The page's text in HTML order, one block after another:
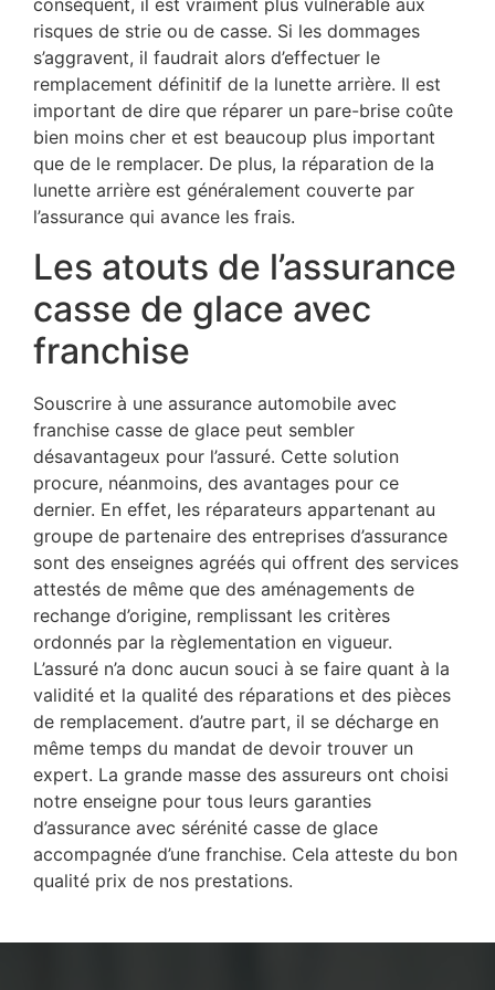
conséquent, il est vraiment plus vulnérable aux
risques de strie ou de casse. Si les dommages
s’aggravent, il faudrait alors d’effectuer le
remplacement définitif de la lunette arrière. Il est
important de dire que réparer un pare-brise coûte
bien moins cher et est beaucoup plus important
que de le remplacer. De plus, la réparation de la
lunette arrière est généralement couverte par
l’assurance qui avance les frais.
Les atouts de l’assurance
casse de glace avec
franchise
Souscrire à une assurance automobile avec
franchise casse de glace peut sembler
désavantageux pour l’assuré. Cette solution
procure, néanmoins, des avantages pour ce
dernier. En effet, les réparateurs appartenant au
groupe de partenaire des entreprises d’assurance
sont des enseignes agréés qui offrent des services
attestés de même que des aménagements de
rechange d’origine, remplissant les critères
ordonnés par la règlementation en vigueur.
L’assuré n’a donc aucun souci à se faire quant à la
validité et la qualité des réparations et des pièces
de remplacement. d’autre part, il se décharge en
même temps du mandat de devoir trouver un
expert. La grande masse des assureurs ont choisi
notre enseigne pour tous leurs garanties
d’assurance avec sérénité casse de glace
accompagnée d’une franchise. Cela atteste du bon
qualité prix de nos prestations.